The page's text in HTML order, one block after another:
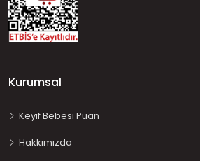
Kurumsal
Keyif Bebesi Puan
Hakkımızda